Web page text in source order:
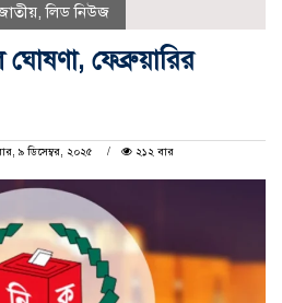
,লিড নিউজ
ফেব্রুয়ারির
৯ ডিসেম্বর, ২০২৫
২১২ বার